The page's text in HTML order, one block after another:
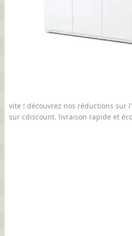
vite ! découvrez nos réductions sur
sur cdiscount. livraison rapide et